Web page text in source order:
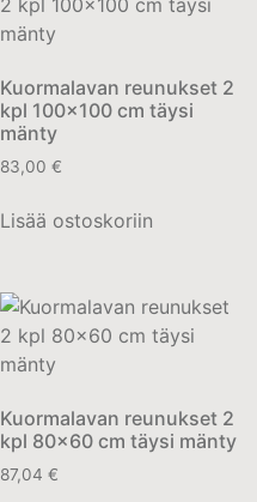
Kuormalavan reunukset 2
kpl 100×100 cm täysi
mänty
83,00 €
Lisää ostoskoriin
Kuormalavan reunukset 2
kpl 80×60 cm täysi mänty
87,04 €